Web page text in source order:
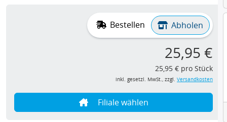
Bestellen Abholen
25,95 €
25,95 € pro Stück
inkl. gesetzl. MwSt., zzgl. Versandkosten
Filiale wählen